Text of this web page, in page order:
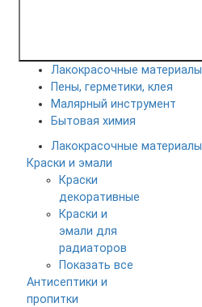
Лакокрасочные материалы
Пены, герметики, клея
Малярный инструмент
Бытовая химия
Лакокрасочные материалы
Краски и эмали
Краски
декоративные
Краски и
эмали для
радиаторов
Показать все
Антисептики и
пропитки